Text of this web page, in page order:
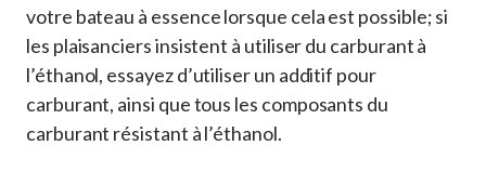
votre bateau à essence lorsque cela est possible; si
les plaisanciers insistent à utiliser du carburant à
l’éthanol, essayez d’utiliser un additif pour
carburant, ainsi que tous les composants du
carburant résistant à l’éthanol.